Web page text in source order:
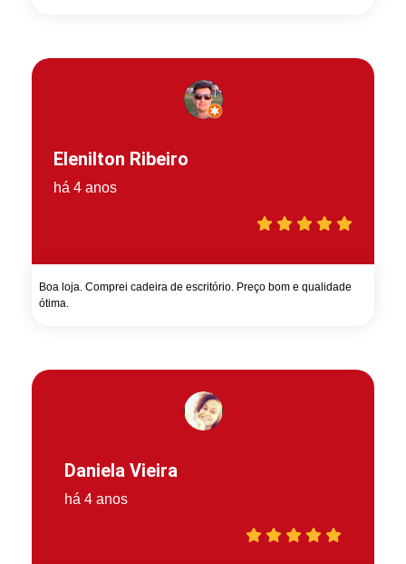
Elenilton Ribeiro
há 4 anos
Boa loja. Comprei cadeira de escritório. Preço bom e qualidade
ótima.
Daniela Vieira
há 4 anos